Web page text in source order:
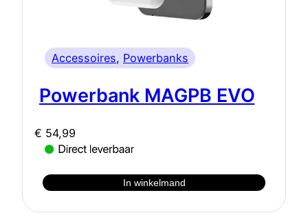
Accessoires, Powerbanks
Powerbank MAGPB EVO
€ 54,99
In winkelmand